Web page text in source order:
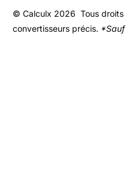
© Calculx 2026 Tous droits
convertisseurs précis. *Sauf